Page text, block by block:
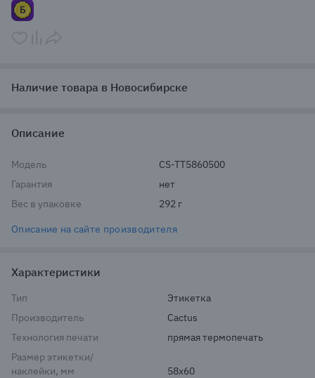
Наличие товара в Новосибирске
Описание
Модель
CS-TT5860500
Гарантия
нет
Вес в упаковке
292 г
Описание на сайте производителя
Характеристики
Тип
Этикетка
Производитель
Cactus
Технология печати
прямая термопечать
Размер этикетки/
наклейки, мм
58x60